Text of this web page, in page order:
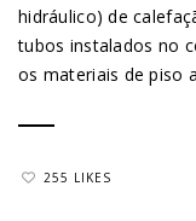
hidráulico) de
tubos instalados no
os materiais de piso
255 LIKES